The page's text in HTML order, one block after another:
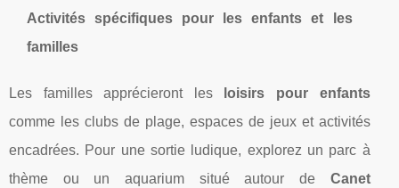
Activités spécifiques pour les enfants et les
familles
Les familles apprécieront les
loisirs pour enfants
comme les clubs de plage, espaces de jeux et activités
encadrées. Pour une sortie ludique, explorez un parc à
thème ou un aquarium situé autour de Canet